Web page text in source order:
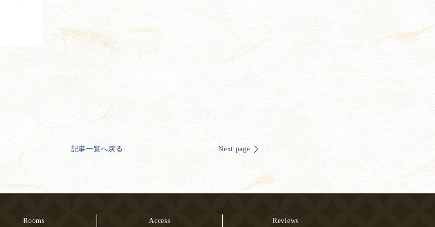
記事一覧へ戻る Next page
Rooms Access Reviews